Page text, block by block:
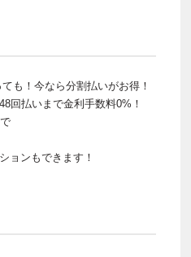
も！今なら分割払いがお得！
回払いまで金利手数料0%！
ョンもできます！